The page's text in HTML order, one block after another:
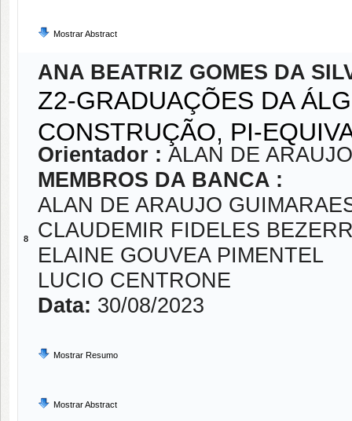
Mostrar Abstract
8
ANA BEATRIZ GOMES DA
Z2-GRADUAÇÕES DA
CONSTRUÇÃO, PI-
Orientador : ALAN DE
MEMBROS DA BANCA :
ALAN DE ARAUJO
CLAUDEMIR FIDELES
ELAINE GOUVEA PIMENTEL
LUCIO CENTRONE
Data: 30/08/2023
Mostrar Resumo
Mostrar Abstract